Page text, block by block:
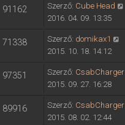
91162 Szerző: Cube Head
2016. 04. 09. 13:35
71338 Szerző: domikax1
2015. 10. 18. 14:12
97351 Szerző: CsabCharger
2015. 09. 27. 16:28
89916 Szerző: CsabCharger
2015. 08. 02. 12:44